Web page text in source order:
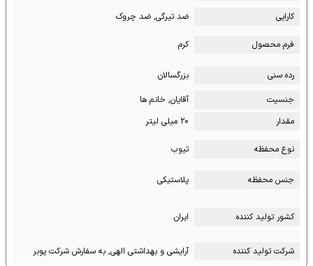
کارایی
ضد تیرگی, ضد چروک
فرم محصول کرم
رده سنی
بزرگسالان
جنسیت
آقایان, خانم ها
مقدار
۲۰ میلی لیتر
نوع محفظه تیوب
جنس محفظه پلاستیکی
کشور تولید کننده ایران
شرکت تولید کننده آرایشی و بهداشتی الهی, به سفارش شرکت پوبر